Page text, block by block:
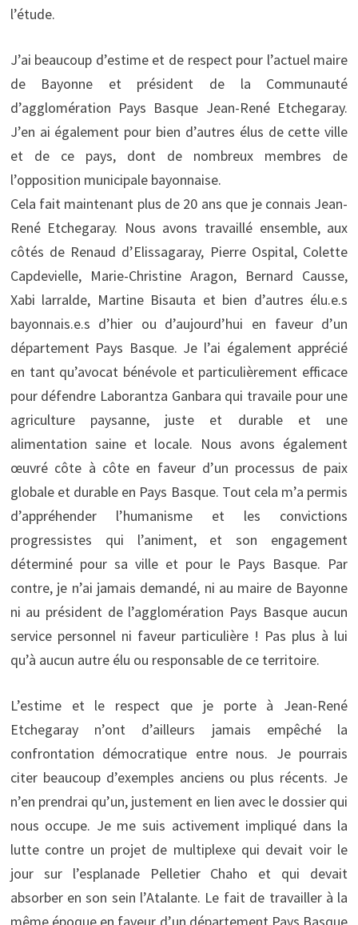
l’étude.
J’ai beaucoup d’estime et de respect pour l’actuel maire
de Bayonne et président de la Communauté
d’agglomération Pays Basque Jean-René Etchegaray.
J’en ai également pour bien d’autres élus de cette ville
et de ce pays, dont de nombreux membres de
l’opposition municipale bayonnaise.
Cela fait maintenant plus de 20 ans que je connais Jean-
René Etchegaray. Nous avons travaillé ensemble, aux
côtés de Renaud d’Elissagaray, Pierre Ospital, Colette
Capdevielle, Marie-Christine Aragon, Bernard Causse,
Xabi larralde, Martine Bisauta et bien d’autres élu.e.s
bayonnais.e.s d’hier ou d’aujourd’hui en faveur d’un
département Pays Basque. Je l’ai également apprécié
en tant qu’avocat bénévole et particulièrement efficace
pour défendre Laborantza Ganbara qui travaile pour une
agriculture paysanne, juste et durable et une
alimentation saine et locale. Nous avons également
œuvré côte à côte en faveur d’un processus de paix
globale et durable en Pays Basque. Tout cela m’a permis
d’appréhender l’humanisme et les convictions
progressistes qui l’animent, et son engagement
déterminé pour sa ville et pour le Pays Basque. Par
contre, je n’ai jamais demandé, ni au maire de Bayonne
ni au président de l’agglomération Pays Basque aucun
service personnel ni faveur particulière ! Pas plus à lui
qu’à aucun autre élu ou responsable de ce territoire.
L’estime et le respect que je porte à Jean-René
Etchegaray n’ont d’ailleurs jamais empêché la
confrontation démocratique entre nous. Je pourrais
citer beaucoup d’exemples anciens ou plus récents. Je
n’en prendrai qu’un, justement en lien avec le dossier qui
nous occupe. Je me suis activement impliqué dans la
lutte contre un projet de multiplexe qui devait voir le
jour sur l’esplanade Pelletier Chaho et qui devait
absorber en son sein l’Atalante. Le fait de travailler à la
même époque en faveur d’un département Pays Basque